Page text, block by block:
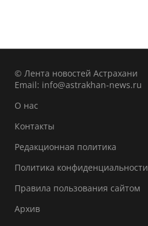
© Лента новостей Астрахани
Email: info@astrakhan-news.ru
О нас
Контакты
Редакционная политика
Политика конфиденциальности
Правила пользования сайтом
Архив